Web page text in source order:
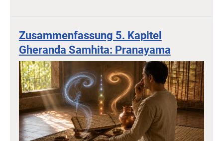
Zusammenfassung 5. Kapitel
Gheranda Samhita: Pranayama